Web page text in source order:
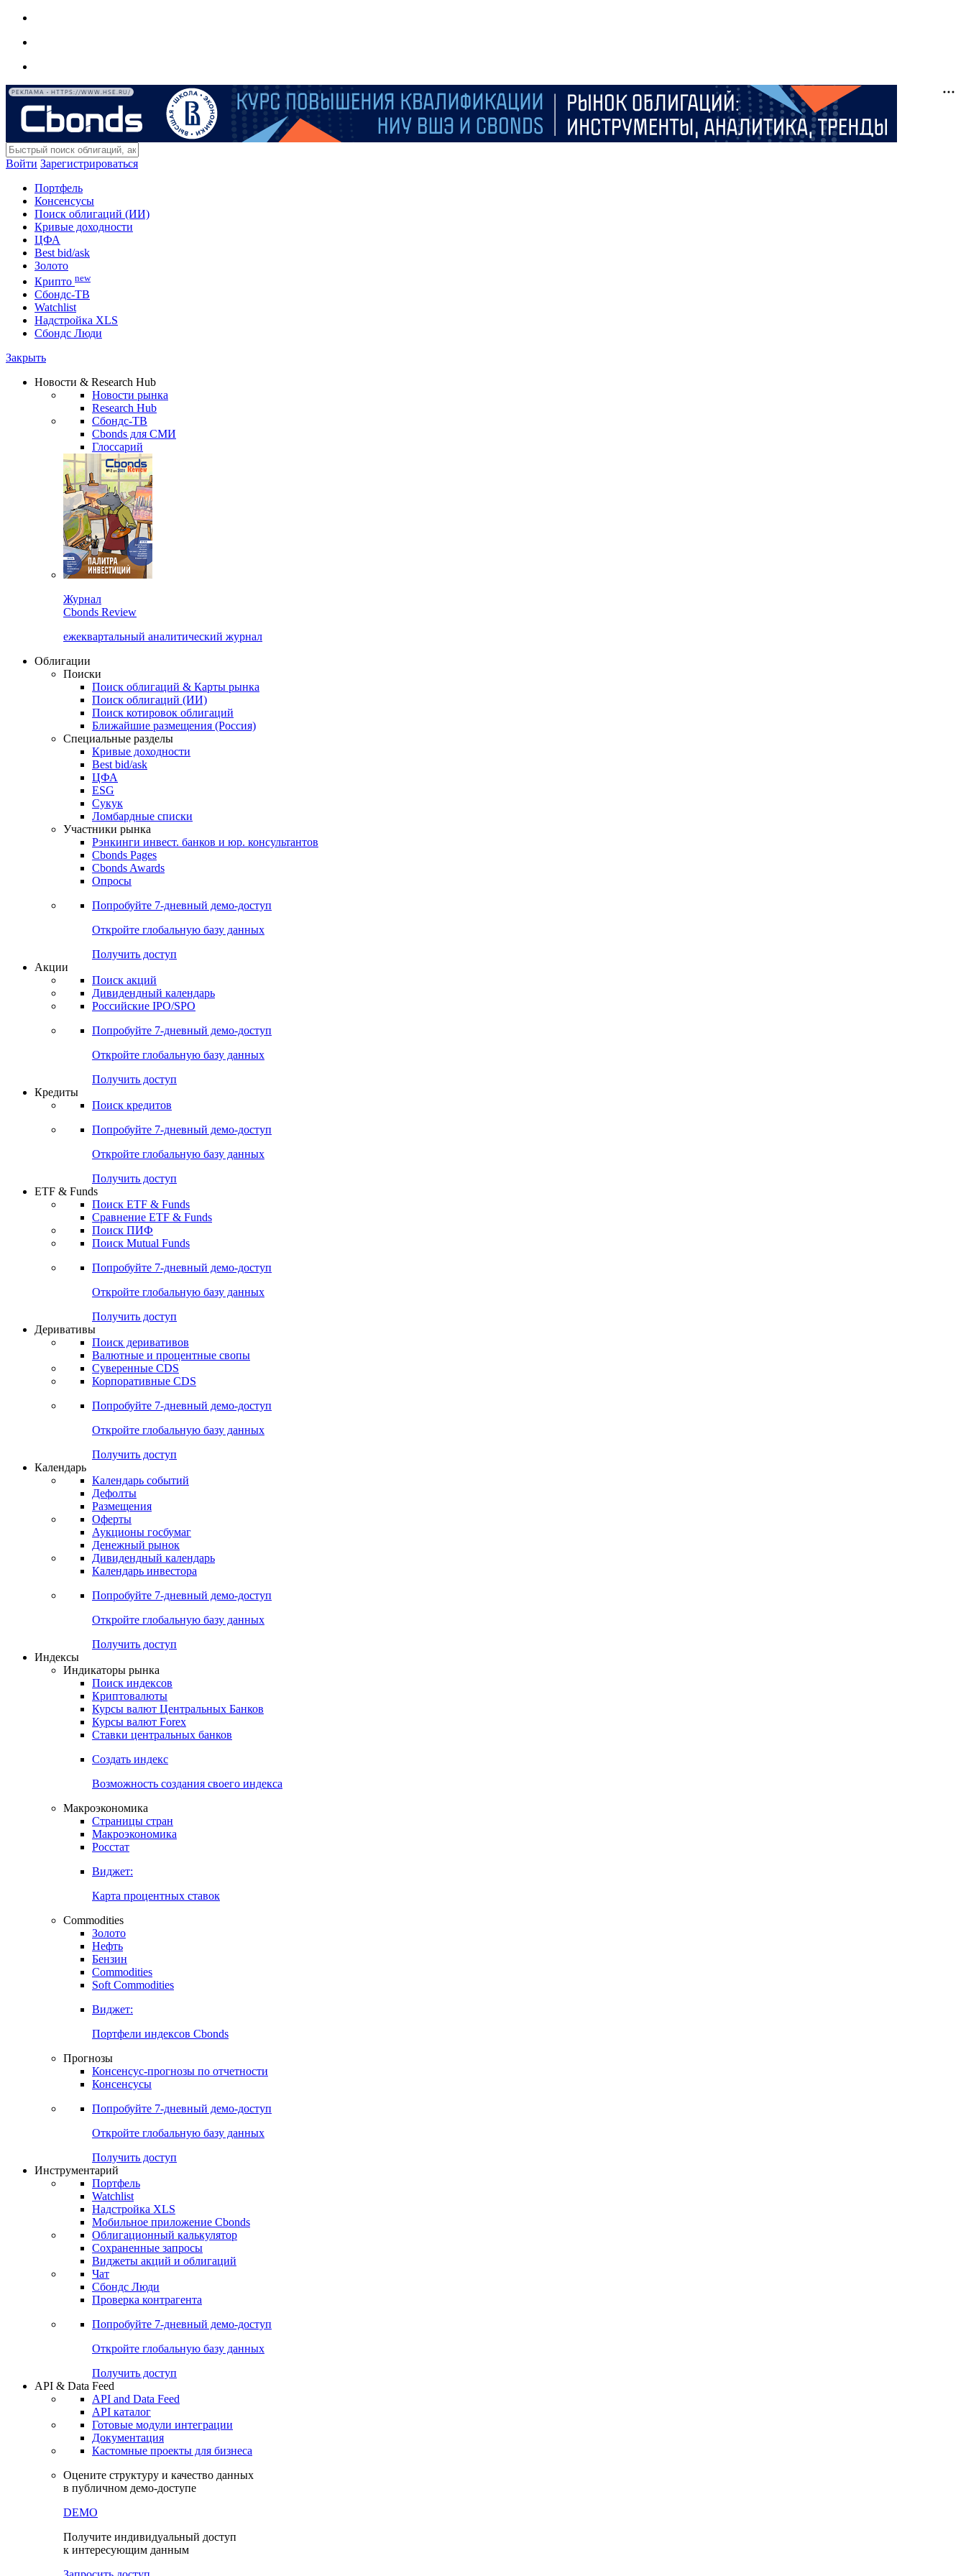
РЕКЛАМА • HTTPS://WWW.HSE.RU/
Войти Зарегистрироваться
Портфель
Консенсусы
Поиск облигаций (ИИ)
Кривые доходности
ЦФА
Best bid/ask
Золото
Крипто new
Сбондс-ТВ
Watchlist
Надстройка XLS
Сбондс Люди
Закрыть
Новости & Research Hub
Новости рынка
Research Hub
Сбондс-ТВ
Cbonds для СМИ
Глоссарий
Журнал
Cbonds Review
ежеквартальный аналитический журнал
Облигации
Поиски
Поиск облигаций & Карты рынка
Поиск облигаций (ИИ)
Поиск котировок облигаций
Ближайшие размещения (Россия)
Специальные разделы
Кривые доходности
Best bid/ask
ЦФА
ESG
Сукук
Ломбардные списки
Участники рынка
Рэнкинги инвест. банков и юр. консультантов
Cbonds Pages
Cbonds Awards
Опросы
Попробуйте 7-дневный демо-доступ
Откройте глобальную базу данных
Получить доступ
Акции
Поиск акций
Дивидендный календарь
Российские IPO/SPO
Попробуйте 7-дневный демо-доступ
Откройте глобальную базу данных
Получить доступ
Кредиты
Поиск кредитов
Попробуйте 7-дневный демо-доступ
Откройте глобальную базу данных
Получить доступ
ETF & Funds
Поиск ETF & Funds
Сравнение ETF & Funds
Поиск ПИФ
Поиск Mutual Funds
Попробуйте 7-дневный демо-доступ
Откройте глобальную базу данных
Получить доступ
Деривативы
Поиск деривативов
Валютные и процентные свопы
Суверенные CDS
Корпоративные CDS
Попробуйте 7-дневный демо-доступ
Откройте глобальную базу данных
Получить доступ
Календарь
Календарь событий
Дефолты
Размещения
Оферты
Аукционы госбумаг
Денежный рынок
Дивидендный календарь
Календарь инвестора
Попробуйте 7-дневный демо-доступ
Откройте глобальную базу данных
Получить доступ
Индексы
Индикаторы рынка
Поиск индексов
Криптовалюты
Курсы валют Центральных Банков
Курсы валют Forex
Ставки центральных банков
Создать индекс
Возможность создания своего индекса
Макроэкономика
Страницы стран
Макроэкономика
Росстат
Виджет:
Карта процентных ставок
Commodities
Золото
Нефть
Бензин
Commodities
Soft Commodities
Виджет:
Портфели индексов Cbonds
Прогнозы
Консенсус-прогнозы по отчетности
Консенсусы
Попробуйте 7-дневный демо-доступ
Откройте глобальную базу данных
Получить доступ
Инструментарий
Портфель
Watchlist
Надстройка XLS
Мобильное приложение Cbonds
Облигационный калькулятор
Сохраненные запросы
Виджеты акций и облигаций
Чат
Сбондс Люди
Проверка контрагента
Попробуйте 7-дневный демо-доступ
Откройте глобальную базу данных
Получить доступ
API & Data Feed
API and Data Feed
API каталог
Готовые модули интеграции
Документация
Кастомные проекты для бизнеса
Оцените структуру и качество данных
в публичном демо-доступе
DEMO
Получите индивидуальный доступ
к интересующим данным